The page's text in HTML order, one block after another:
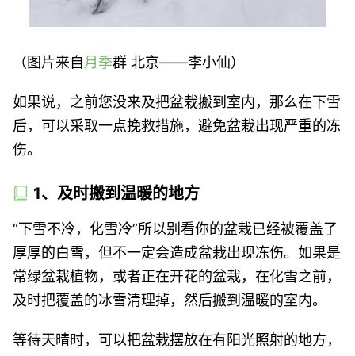
（图片来自月季群 北京——李小仙）
如果说，之前您没来及把盆栽搬到室内，那么在下雪
后，可以采取一点挽救措施，避免盆栽出现严重的冻
伤。
1、及时搬到温暖的地方
“下雪不冷，化雪冷”所以别看你的盆栽已经被覆盖了
厚厚的白雪，但不一定会造成盆栽出现冻伤。如果是
常绿盆栽植物，或者正在开花的盆栽，在化雪之前，
及时把覆盖的冰雪清理掉，然后搬到温暖的室内。
等待天晴时，可以把盆栽摆放在有阳光照射的地方，